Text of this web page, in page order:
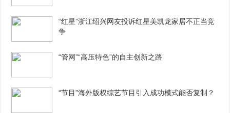
“红星”浙江绍兴网友投诉红星美凯龙家居不正当竞
争
“管网”“高压特色”的自主创新之路
“节目”海外版权综艺节目引入成功模式能否复制？